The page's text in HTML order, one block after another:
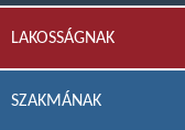
LAKOSSÁGNAK
SZAKMÁNAK